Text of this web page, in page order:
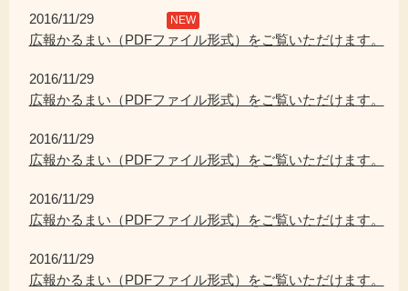
を
2016/11/29 NEW
広報かるまい（PDFファイル形式）をご覧いただけます。
2016/11/29
広報かるまい（PDFファイル形式）をご覧いただけます。
2016/11/29
広報かるまい（PDFファイル形式）をご覧いただけます。
2016/11/29
広報かるまい（PDFファイル形式）をご覧いただけます。
2016/11/29
広報かるまい（PDFファイル形式）をご覧いただけます。